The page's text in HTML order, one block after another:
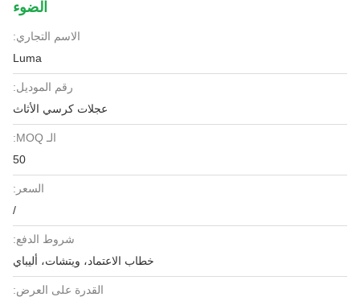
الضوء
الاسم التجاري:
Luma
رقم الموديل:
عجلات كرسي الأثاث
الـ MOQ:
50
السعر:
/
شروط الدفع:
خطاب الاعتماد، ويتشات، أليباي
القدرة على العرض: